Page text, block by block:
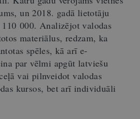
un 2018. gadā lietotāju
110 000. Analizējot valodas
materiālus, redzam, ka
spēles, kā arī e-
par vēlmi apgūt latviešu
vai pilnveidot valodas
kursos, bet arī individuāli